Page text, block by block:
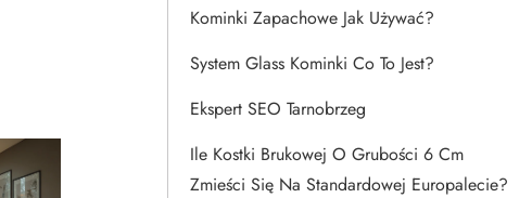
Kominki Zapachowe Jak Używać?
System Glass Kominki Co To Jest?
Ekspert SEO Tarnobrzeg
Ile Kostki Brukowej O Grubości 6 Cm
Zmieści Się Na Standardowej Europalecie?